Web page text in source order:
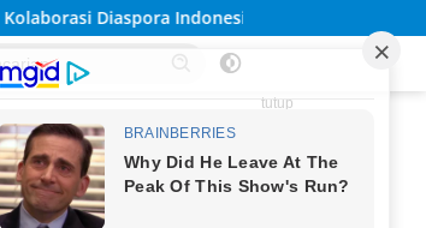
Solidaritas Sivitas Akademika Unpatti
tutup